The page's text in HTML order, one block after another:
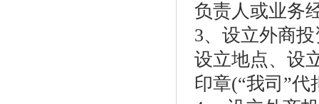
负责人或业务
3、设立外商
设立地点、设
印章(“我司”代